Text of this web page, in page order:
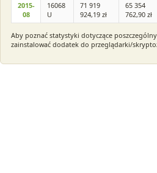
2015-
08
16068
U
71 919
924,19 zł
65 354
762,90 zł
Aby poznać statystyki dotyczące
zainstalować dodatek do przeglądarki/